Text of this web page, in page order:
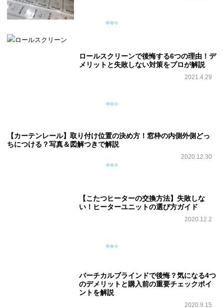
ロールスクリーンで後悔する6つの理由！デ
メリットと失敗しない対策をプロが解説
2021.4.29
【カーテンレール】取り付け位置の決め方！窓枠の内側外側どっ
ちにつける？写真＆図解つきで解説
2020.12.30
【こたつヒーターの交換方法】失敗しな
い！ヒーターユニットの選び方ガイド
2020.12.2
バーチカルブラインドで後悔？気になる4つ
のデメリットと購入前の重要チェックポイ
ントを解説
2020.9.15